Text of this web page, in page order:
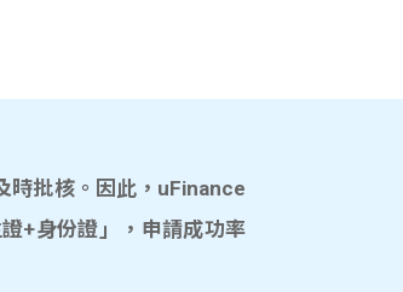
時批核。因此，uFinance
+身份證」，申請成功率